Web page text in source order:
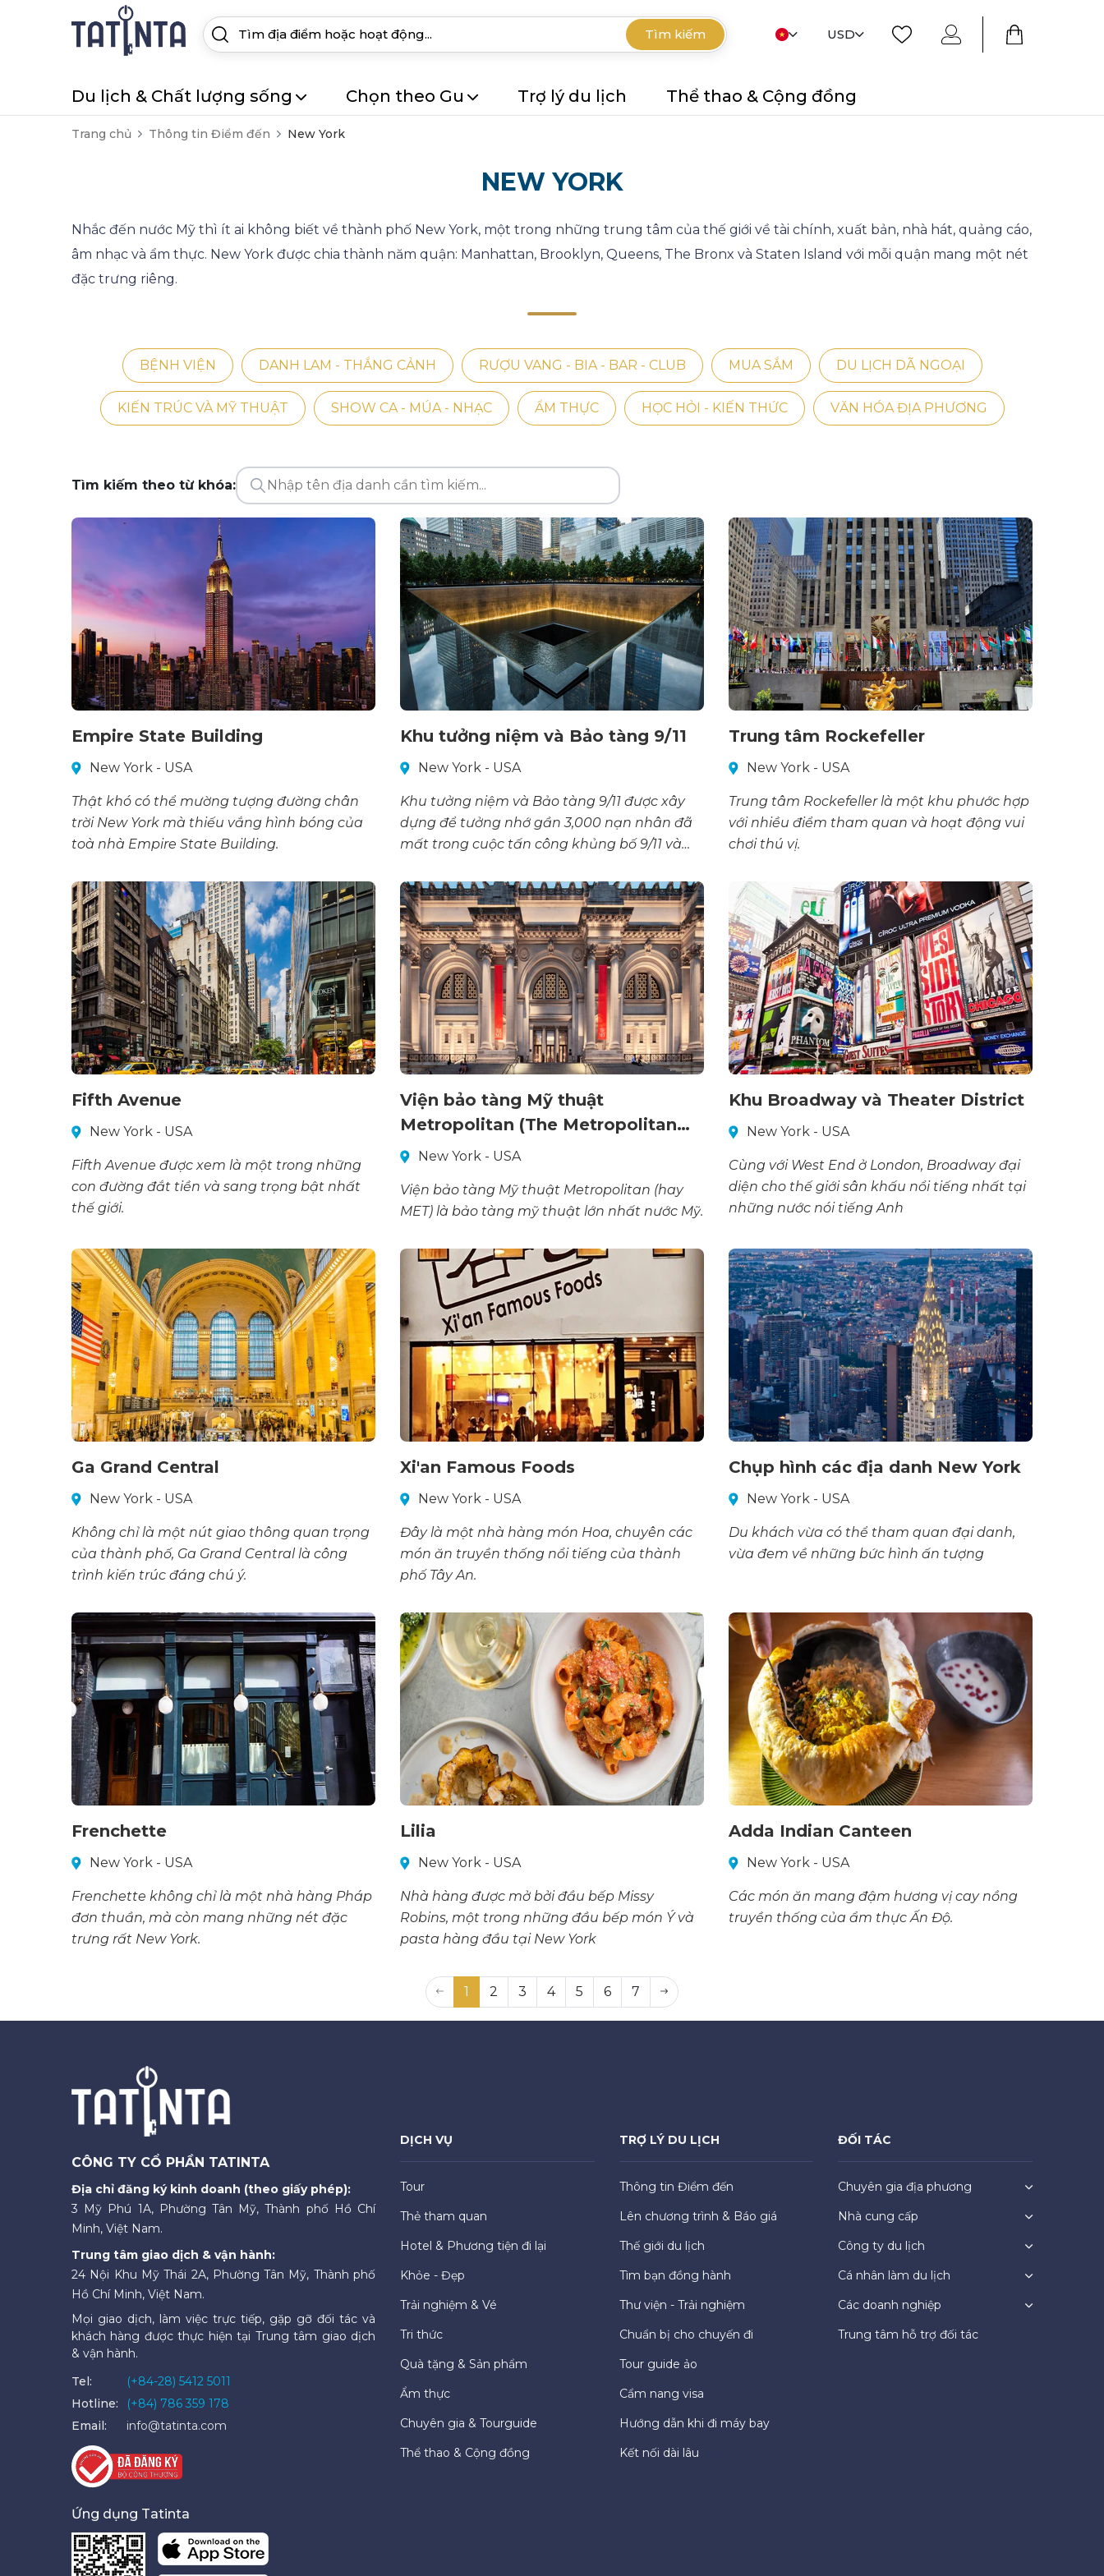
Tìm kiếm USD
Du lịch & Chất lượng sống Chọn theo Gu Trợ lý du lịch Thể thao & Cộng đồng
Trang chủ Thông tin Điểm đến New York
NEW YORK
Nhắc đến nước Mỹ thì ít ai không biết về thành phố New York, một trong những trung tâm của thế giới về tài chính, xuất bản, nhà hát, quảng cáo,
âm nhạc và ẩm thực. New York được chia thành năm quận: Manhattan, Brooklyn, Queens, The Bronx và Staten Island với mỗi quận mang một nét
đặc trưng riêng.
BỆNH VIỆN DANH LAM - THẮNG CẢNH RƯỢU VANG - BIA - BAR - CLUB MUA SẮM DU LỊCH DÃ NGOẠI
KIẾN TRÚC VÀ MỸ THUẬT SHOW CA - MÚA - NHẠC ẨM THỰC HỌC HỎI - KIẾN THỨC VĂN HÓA ĐỊA PHƯƠNG
Tìm kiếm theo từ khóa:
Empire State Building
New York - USA
Thật khó có thể mường tượng đường chân
trời New York mà thiếu vắng hình bóng của
toà nhà Empire State Building.
Khu tưởng niệm và Bảo tàng 9/11
New York - USA
Khu tưởng niệm và Bảo tàng 9/11 được xây
dựng để tưởng nhớ gần 3,000 nạn nhân đã
mất trong cuộc tấn công khủng bố 9/11 và
Trung tâm Rockefeller
New York - USA
Trung tâm Rockefeller là một khu phước hợp
với nhiều điểm tham quan và hoạt động vui
chơi thú vị.
Fifth Avenue
New York - USA
Fifth Avenue được xem là một trong những
con đường đắt tiền và sang trọng bật nhất
thế giới.
Viện bảo tàng Mỹ thuật
Metropolitan (The Metropolitan…
New York - USA
Viện bảo tàng Mỹ thuật Metropolitan (hay
MET) là bảo tàng mỹ thuật lớn nhất nước Mỹ.
Khu Broadway và Theater District
New York - USA
Cùng với West End ở London, Broadway đại
diện cho thế giới sân khấu nổi tiếng nhất tại
những nước nói tiếng Anh
Ga Grand Central
New York - USA
Không chỉ là một nút giao thông quan trọng
của thành phố, Ga Grand Central là công
trình kiến trúc đáng chú ý.
Xi'an Famous Foods
New York - USA
Đây là một nhà hàng món Hoa, chuyên các
món ăn truyền thống nổi tiếng của thành
phố Tây An.
Chụp hình các địa danh New York
New York - USA
Du khách vừa có thể tham quan đại danh,
vừa đem về những bức hình ấn tượng
Frenchette
New York - USA
Frenchette không chỉ là một nhà hàng Pháp
đơn thuần, mà còn mang những nét đặc
trưng rất New York.
Lilia
New York - USA
Nhà hàng được mở bởi đầu bếp Missy
Robins, một trong những đầu bếp món Ý và
pasta hàng đầu tại New York
Adda Indian Canteen
New York - USA
Các món ăn mang đậm hương vị cay nồng
truyền thống của ẩm thực Ấn Độ.
1 2 3 4 5 6 7
CÔNG TY CỔ PHẦN TATINTA
Địa chỉ đăng ký kinh doanh (theo giấy phép):
3 Mỹ Phú 1A, Phường Tân Mỹ, Thành phố Hồ Chí
Minh, Việt Nam.
Trung tâm giao dịch & vận hành:
24 Nội Khu Mỹ Thái 2A, Phường Tân Mỹ, Thành phố
Hồ Chí Minh, Việt Nam.
Mọi giao dịch, làm việc trực tiếp, gặp gỡ đối tác và
khách hàng được thực hiện tại Trung tâm giao dịch
& vận hành.
Tel:
(+84-28) 5412 5011
Hotline:
(+84) 786 359 178
Email:
info@tatinta.com
Ứng dụng Tatinta
DỊCH VỤ
Tour
Thẻ tham quan
Hotel & Phương tiện đi lại
Khỏe - Đẹp
Trải nghiệm & Vé
Tri thức
Quà tặng & Sản phẩm
Ẩm thực
Chuyên gia & Tourguide
Thể thao & Cộng đồng
TRỢ LÝ DU LỊCH
Thông tin Điểm đến
Lên chương trình & Báo giá
Thế giới du lịch
Tìm bạn đồng hành
Thư viện - Trải nghiệm
Chuẩn bị cho chuyến đi
Tour guide ảo
Cẩm nang visa
Hướng dẫn khi đi máy bay
Kết nối dài lâu
ĐỐI TÁC
Chuyên gia địa phương
Nhà cung cấp
Công ty du lịch
Cá nhân làm du lịch
Các doanh nghiệp
Trung tâm hỗ trợ đối tác